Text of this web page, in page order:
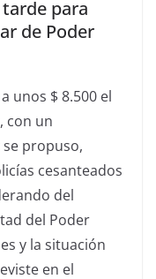
para
de Poder
unos $ 8.500 el
con un
propuso,
cesanteados
del
del Poder
y la situación
en el